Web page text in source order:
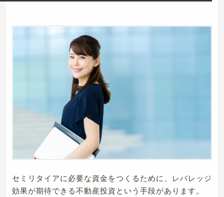
セミリタイアに必要な資金をつくるために、レバレッジ
効果が期待できる不動産投資という手段があります。